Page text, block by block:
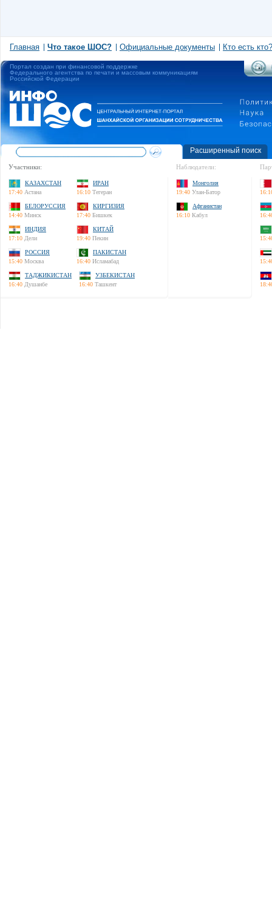
Главная Что такое ШОС? Официальные документы Кто есть кто?
Портал создан при финансовой поддержке
Федерального агентства по печати и массовым коммуникациям
Российской Федерации
Расширенный поиск
Участники:
КАЗАХСТАН
17:40 Астана
ИРАН
16:10 Тегеран
БЕЛОРУССИЯ
14:40 Минск
КИРГИЗИЯ
17:40 Бишкек
ИНДИЯ
17:10 Дели
КИТАЙ
19:40 Пекин
РОССИЯ
15:40 Москва
ПАКИСТАН
16:40 Исламабад
ТАДЖИКИСТАН
16:40 Душанбе
УЗБЕКИСТАН
16:40 Ташкент
Наблюдатели:
Монголия
19:40 Улан-Батор
Афганистан
16:10 Кабул